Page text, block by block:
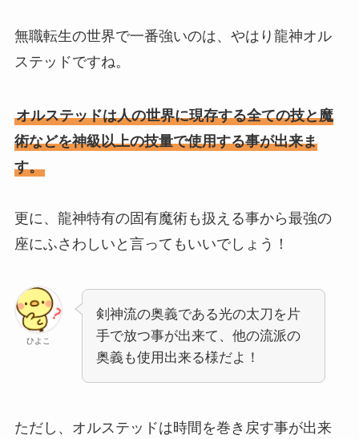
無職転生の世界で一番強いのは、やはり龍神オル
ステッドですね。
オルステッドは人の世界に現存する全ての技と魔
術などを神級以上の技量で使用する事が出来ま
す。
更に、龍神特有の固有魔術も扱える事から最強の
座にふさわしいと言ってもいいでしょう！
ひよこ
剣神流の奥義である光の太刀を片
手で放つ事が出来て、他の流派の
奥義も使用出来る様だよ！
ただし、オルステッドは時間を巻き戻す事が出来